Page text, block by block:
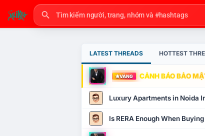
LATEST THREADS HOTTEST
VÀNG CẢNH BÁO BẢO
Luxury Apartments in Noida
Is RERA Enough When